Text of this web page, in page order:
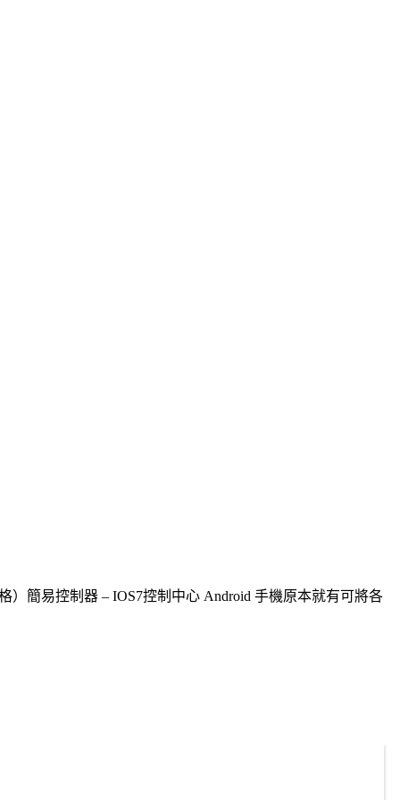
簡易控制器 – IOS7控制中心 Android 手機原本就有可將各